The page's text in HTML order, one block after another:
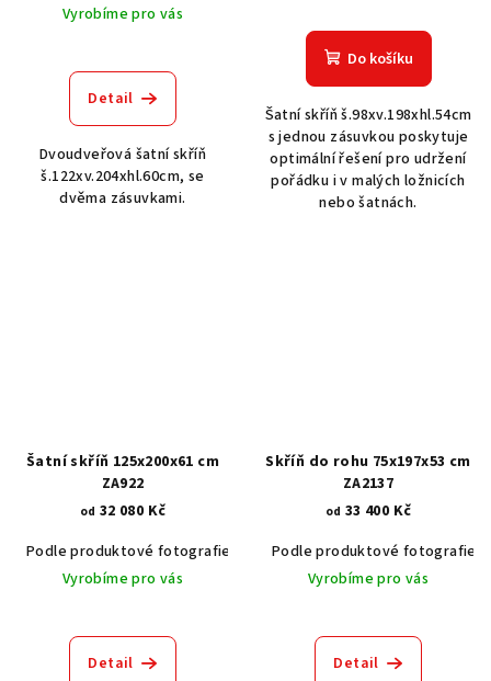
Vyrobíme pro vás
Detail
Dvoudveřová šatní skříň
š.122xv.204xhl.60cm, se
dvěma zásuvkami.
Do košíku
Šatní skříň š.98xv.198xhl.54cm
s jednou zásuvkou poskytuje
optimální řešení pro udržení
pořádku i v malých ložnicích
nebo šatnách.
Šatní skříň 125x200x61 cm
ZA922
od 32 080 Kč
Podle produktové fotografie
Akát vintage BT1551
Dub světlý
Vyrobíme pro vás
Detail
Skříň do rohu 75x197x53 cm
ZA2137
od 33 400 Kč
Podle produktové fotografie
Vyrobíme pro vás
Detail